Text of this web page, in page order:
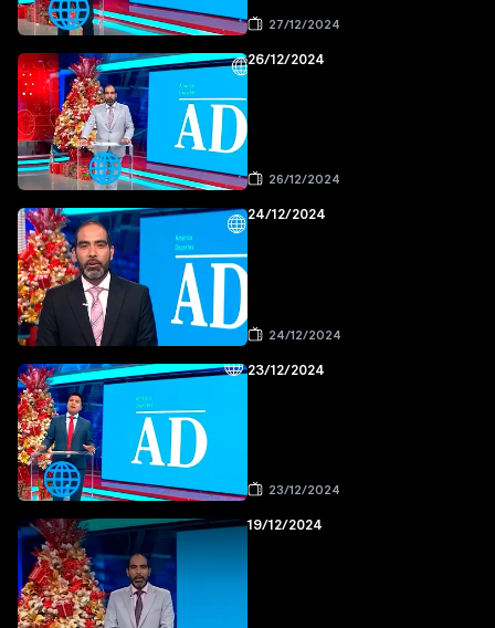
27/12/2024
26/12/2024
26/12/2024
24/12/2024
24/12/2024
23/12/2024
23/12/2024
19/12/2024